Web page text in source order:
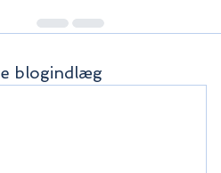
blogindlæg